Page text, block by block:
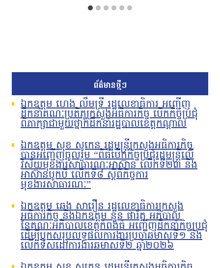
ព័ត៌មានថ្មីៗ
ឯកឧត្តម ហេង លឹមទ្រី រដ្ឋលេខាធិការ អញ្ជើញ
ដឹកនាំគណៈប្រតិភូក្រសួងអធិការកិច្ច បើកកិច្ចប្រជុំ
ពិភាក្សាជាមួយថ្នាក់ដឹកនាំរដ្ឋបាលខេត្តកណ្តាល
ឯកឧត្តម សុខ សូកេន រដ្ឋមន្រ្តីក្រសួងអធិការកិច្ច
បានអញ្ជើញចូលរួម “ពិធីបើកកិច្ចប្រជុំរដ្ឋមន្ត្រីលើ
វិស័យមុខងារសាធារណៈអាស៊ាន លើកទី២៣ និង
អាស៊ានបូកបី លើកទី៨ ស្តីពីកិច្ចការ
មុខងារសាធារណៈ”
ឯកឧត្តម ឆេង សារឿន រដ្ឋលេខាធិការក្រសួង
អធិការកិច្ច និងឯកឧត្តម នួន ផារ័ត្ន អភិបាល
នៃគណៈអភិបាលខេត្តកំពង់ធំ អញ្ជើញដឹកនាំកិច្ចប្រជុំ
ដើម្បីបូកសរុបលទ្ធផលការងារប្រចាំឆមាសទី១ និង
លើកទិសដៅការងារឆមាសទី២ ឆ្នាំ២០២៦